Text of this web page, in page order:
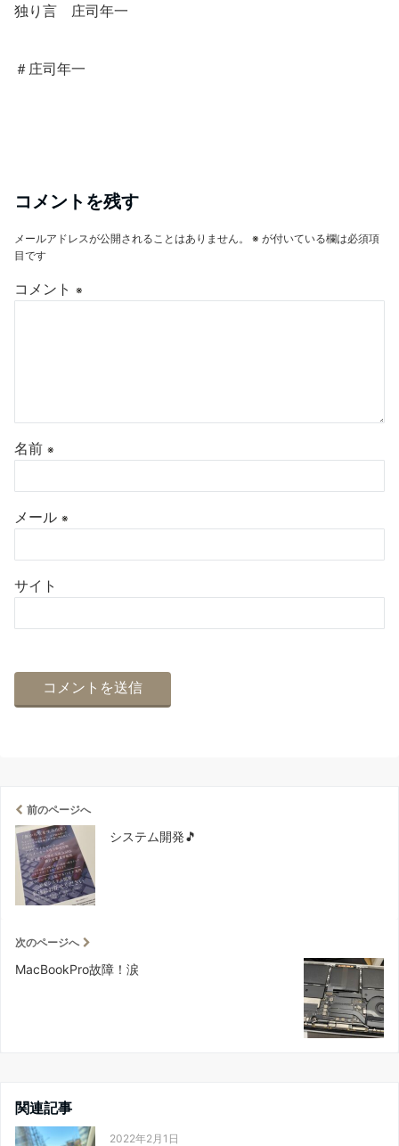
独り言 庄司年一
＃庄司年一
コメントを残す
メールアドレスが公開されることはありません。 ※ が付いている欄は必須項
目です
コメント ※
名前 ※
メール ※
サイト
前のページへ
システム開発🎵
次のページへ
MacBookPro故障！涙
関連記事
2022年2月1日